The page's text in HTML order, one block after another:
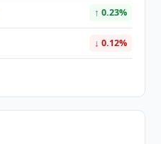
↑ 0.23%
↓ 0.12%